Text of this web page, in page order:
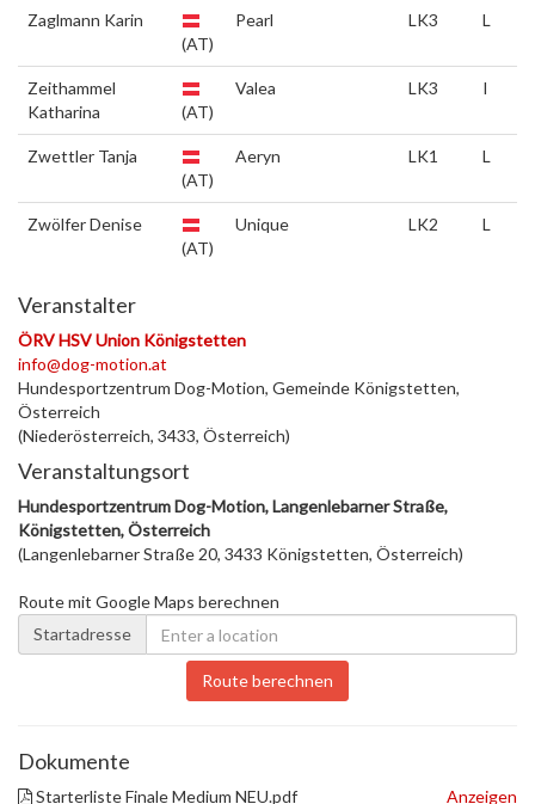
Zaglmann Karin
(AT)
Pearl LK3 L
Zeithammel
Katharina
(AT)
Valea LK3 I
Zwettler Tanja
(AT)
Aeryn LK1 L
Zwölfer Denise
(AT)
Unique LK2 L
Veranstalter
ÖRV HSV Union Königstetten
info@dog-motion.at
Hundesportzentrum Dog-Motion, Gemeinde Königstetten,
Österreich
(Niederösterreich, 3433, Österreich)
Veranstaltungsort
Hundesportzentrum Dog-Motion, Langenlebarner Straße,
Königstetten, Österreich
(Langenlebarner Straße 20, 3433 Königstetten, Österreich)
Route mit Google Maps berechnen
Startadresse
Route berechnen
Dokumente
Starterliste Finale Medium NEU.pdf
Anzeigen